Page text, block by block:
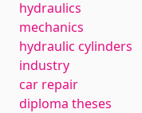
hydraulics
mechanics
hydraulic cylinders
industry
car repair
diploma theses